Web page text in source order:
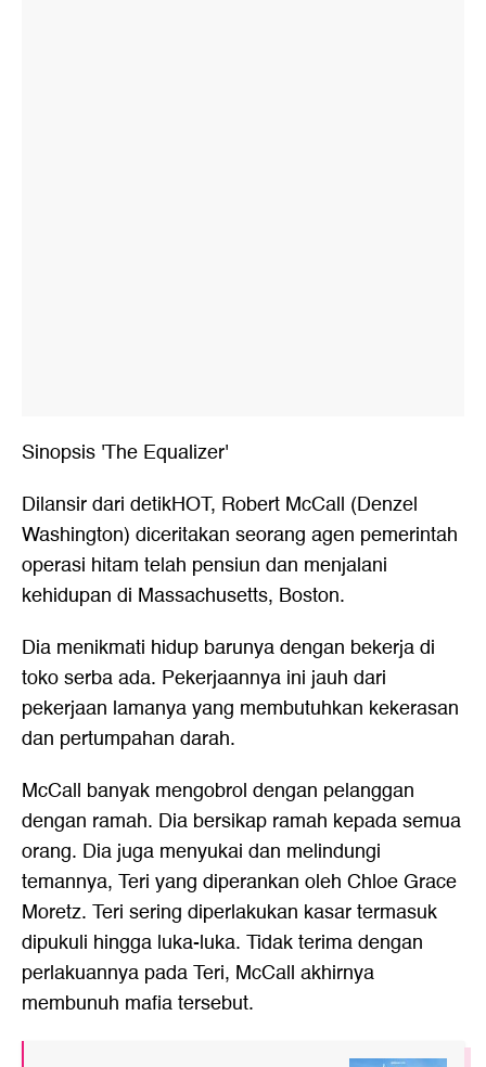
Sinopsis 'The Equalizer'
Dilansir dari detikHOT, Robert McCall (Denzel
Washington) diceritakan seorang agen pemerintah
operasi hitam telah pensiun dan menjalani
kehidupan di Massachusetts, Boston.
Dia menikmati hidup barunya dengan bekerja di
toko serba ada. Pekerjaannya ini jauh dari
pekerjaan lamanya yang membutuhkan kekerasan
dan pertumpahan darah.
McCall banyak mengobrol dengan pelanggan
dengan ramah. Dia bersikap ramah kepada semua
orang. Dia juga menyukai dan melindungi
temannya, Teri yang diperankan oleh Chloe Grace
Moretz. Teri sering diperlakukan kasar termasuk
dipukuli hingga luka-luka. Tidak terima dengan
perlakuannya pada Teri, McCall akhirnya
membunuh mafia tersebut.